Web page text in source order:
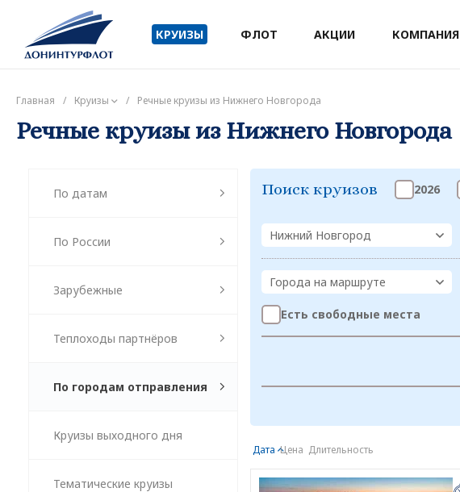
КРУИЗЫ ФЛОТ АКЦИИ КОМПАНИЯ
Главная / Круизы / Речные круизы из Нижнего Новгорода
Речные круизы из Нижнего Новгорода
По датам
По России
Зарубежные
Теплоходы партнёров
По городам отправления
Круизы выходного дня
Тематические круизы
Поиск круизов 2026
Нижний Новгород
Города на маршруте
Есть свободные места
Дата Цена Длительность